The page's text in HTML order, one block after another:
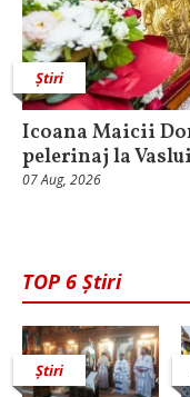
Știri
Icoana Maicii
pelerinaj la
07 Aug, 2026
TOP 6 Știri
Știri